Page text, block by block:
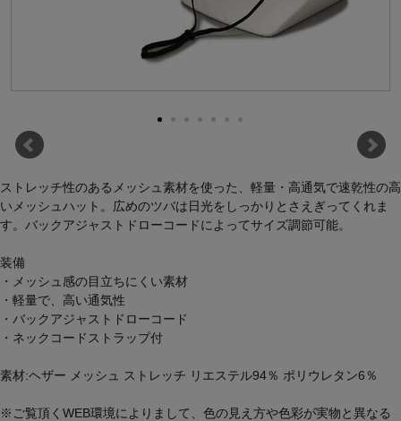
ストレッチ性のあるメッシュ素材を使った、軽量・高通気で速乾性の高
いメッシュハット。広めのツバは日光をしっかりとさえぎってくれま
す。バックアジャストドローコードによってサイズ調節可能。
装備
・メッシュ感の目立ちにくい素材
・軽量で、高い通気性
・バックアジャストドローコード
・ネックコードストラップ付
素材:ヘザー メッシュ ストレッチ リエステル94％ ポリウレタン6％
※ご覧頂くWEB環境によりまして、色の見え方や色彩が実物と異なる